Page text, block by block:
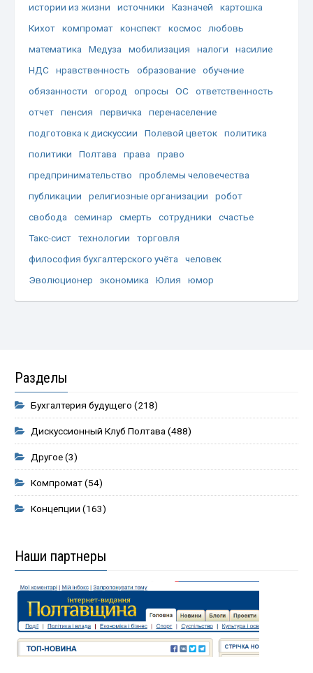
истории из жизни
источники Казначей
картошка
Кихот
компромат конспект космос
любовь
математика
Медуза мобилизация налоги
насилие
НДС
нравственность образование
обучение
обязанности
огород опросы ОС
ответственность
отчет
пенсия первичка
перенаселение
подготовка к дискуссии
Полевой цветок
политика
политики
Полтава права
право
предпринимательство
проблемы человечества
публикации
религиозные организации
робот
свобода
семинар смерть сотрудники
счастье
Такс-сист
технологии
торговля
философия бухгалтерского учёта
человек
Эволюционер
экономика Юлия юмор
Разделы
Бухгалтерия будущего (218)
Дискуссионный Клуб Полтава (488)
Другое(3)
Компромат(54)
Концепции (163)
Наши партнеры